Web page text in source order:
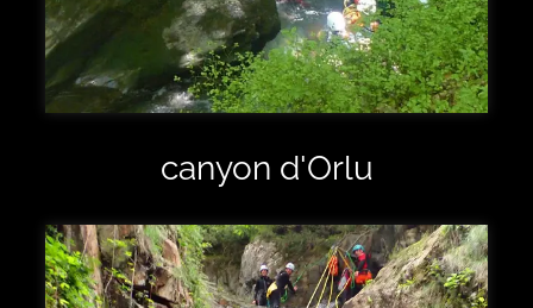
canyon d'Orlu